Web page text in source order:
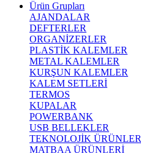
Ürün Grupları
AJANDALAR
DEFTERLER
ORGANİZERLER
PLASTİK KALEMLER
METAL KALEMLER
KURŞUN KALEMLER
KALEM SETLERİ
TERMOS
KUPALAR
POWERBANK
USB BELLEKLER
TEKNOLOJİK ÜRÜNLER
MATBAA ÜRÜNLERİ